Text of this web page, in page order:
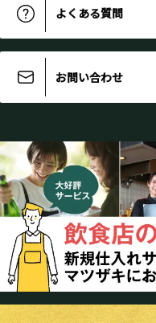
よくある質問
お問い合わせ